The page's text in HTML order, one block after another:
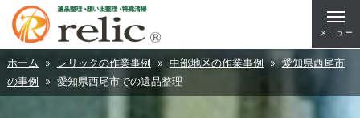
メニュー
ホーム » レリックの作業事例 » 中部地区の作業事例 »愛知県西尾市
の事例
» 愛知県西尾市での遺品整理